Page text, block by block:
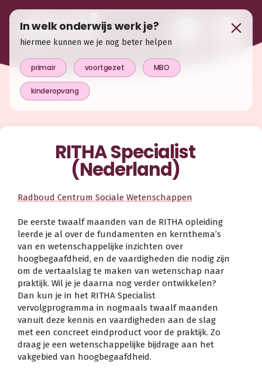
RITHA Specialist
(Nederland)
Radboud Centrum Sociale Wetenschappen
De eerste twaalf maanden van de RITHA opleiding
leerde je al over de fundamenten en kernthema’s
van en wetenschappelijke inzichten over
hoogbegaafdheid, en de vaardigheden die nodig zijn
om de vertaalslag te maken van wetenschap naar
praktijk. Wil je je daarna nog verder ontwikkelen?
Dan kun je in het RITHA Specialist
vervolgprogramma in nogmaals twaalf maanden
vanuit deze kennis en vaardigheden aan de slag
met een concreet eindproduct voor de praktijk. Zo
draag je een wetenschappelijke bijdrage aan het
vakgebied van hoogbegaafdheid.
In welk onderwijs werk je?
hiermee kunnen we je nog beter helpen
primair voortgezet MBO
kinderopvang